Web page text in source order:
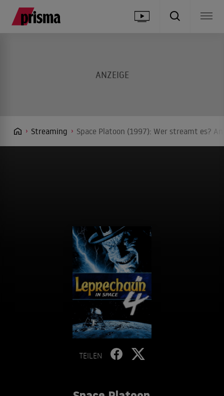
Streaming Space Platoon (1997): Wer streamt es?
TEILEN